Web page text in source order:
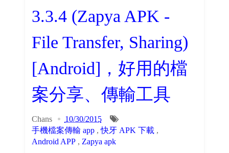
3.3.4 (Zapya APK -
File Transfer, Sharing)
[Android]，好用的檔
案分享、傳輸工具
Chans
10/30/2015
手機檔案傳輸 app,快牙 APK 下載,
Android APP, Zapya apk